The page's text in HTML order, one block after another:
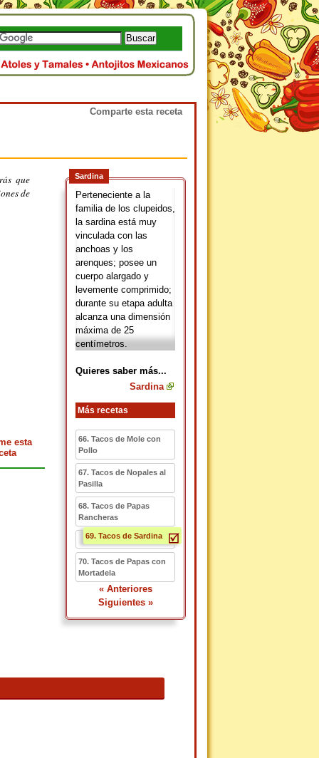
que
de
Sardina
Perteneciente a la
familia de los clupeidos,
la sardina está muy
vinculada con las
anchoas y los
arenques; posee un
cuerpo alargado y
levemente comprimido;
durante su etapa adulta
alcanza una dimensión
máxima de 25
centímetros.
Quieres saber más...
Sardina
Más recetas
66. Tacos de Mole con
Pollo
67. Tacos de Nopales al
Pasilla
68. Tacos de Papas
Rancheras
69. Tacos de Sardina
70. Tacos de Papas con
Mortadela
« Anteriores
Siguientes »
esta
Comparte esta receta